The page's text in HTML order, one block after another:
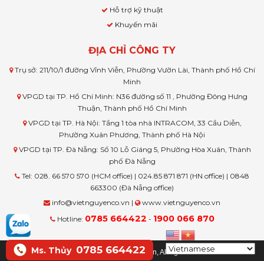
Hỗ trợ kỹ thuật
Khuyến mãi
ĐỊA CHỈ CÔNG TY
Trụ sở: 211/10/1 đường Vĩnh Viễn, Phường Vườn Lài, Thành phố Hồ Chí
Minh
VPGD tại TP. Hồ Chí Minh: N36 đường số 11 , Phường Đông Hưng
Thuận, Thành phố Hồ Chí Minh
VPGD tại TP. Hà Nội: Tầng 1 tòa nhà INTRACOM, 33 Cầu Diễn,
Phường Xuân Phương, Thành phố Hà Nội
VPGD tại TP. Đà Nẵng: Số 10 Lỗ Giáng 5, Phường Hòa Xuân, Thành
phố Đà Nẵng
Tel: 028. 66 570 570 (HCM office) | 024.85 871 871 (HN office) | 0848
663300 (Đà Nẵng office)
info@vietnguyenco.vn |
www.vietnguyenco.vn
Hotline: 0785 664422 - 1900 066 870
© Copyright www.vietnguyenco.vn, All rights reserved
Ms. Thủy 0785 664422